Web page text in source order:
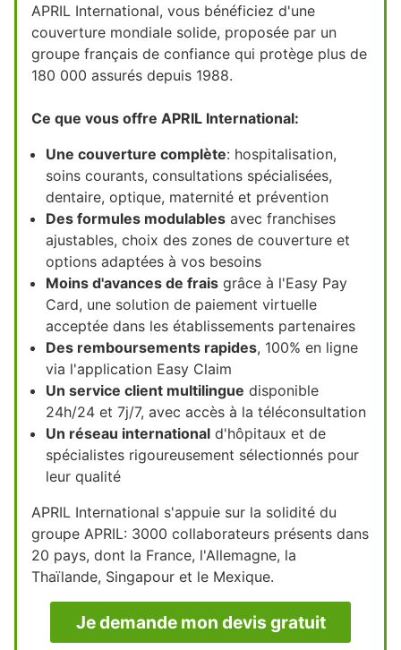
APRIL International, vous bénéficiez d'une
couverture mondiale solide, proposée par un
groupe français de confiance qui protège plus de
180 000 assurés depuis 1988.
Ce que vous offre APRIL International:
Une couverture complète: hospitalisation,
soins courants, consultations spécialisées,
dentaire, optique, maternité et prévention
Des formules modulables avec franchises
ajustables, choix des zones de couverture et
options adaptées à vos besoins
Moins d'avances de frais grâce à l'Easy Pay
Card, une solution de paiement virtuelle
acceptée dans les établissements partenaires
Des remboursements rapides, 100% en ligne
via l'application Easy Claim
Un service client multilingue disponible
24h/24 et 7j/7, avec accès à la téléconsultation
Un réseau international d'hôpitaux et de
spécialistes rigoureusement sélectionnés pour
leur qualité
APRIL International s'appuie sur la solidité du
groupe APRIL: 3000 collaborateurs présents dans
20 pays, dont la France, l'Allemagne, la
Thaïlande, Singapour et le Mexique.
Je demande mon devis gratuit